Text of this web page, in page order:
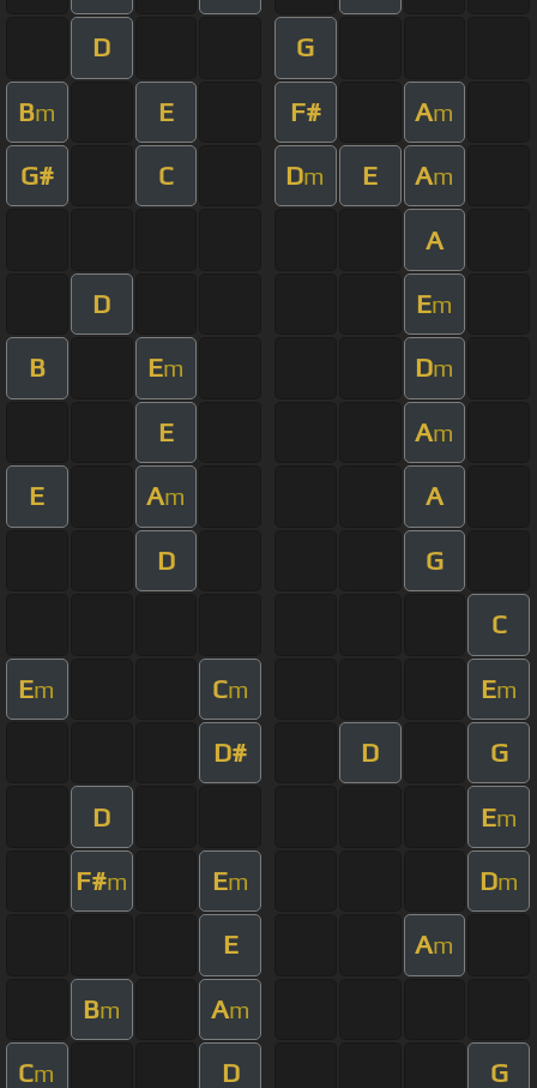
D G
Bm E F# Am
G# C Dm E Am
A
D Em
B Em Dm
E Am
E Am A
D G
C
Em Cm Em
D# D G
D Em
F#m Em Dm
E Am
Bm Am
Cm D G